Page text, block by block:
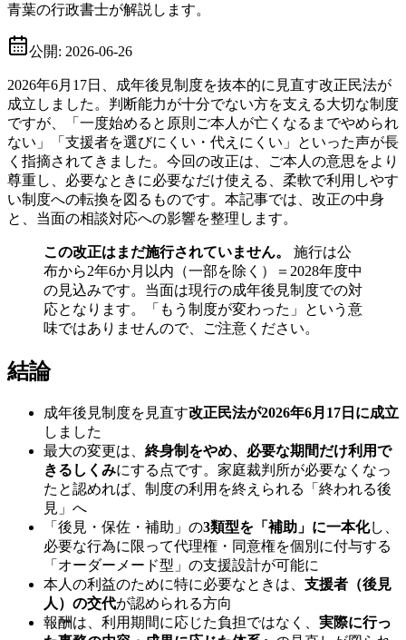
青葉の行政書士が解説します。
公開: 2026-06-26
2026年6月17日、成年後見制度を抜本的に見直す改正民法が
成立しました。判断能力が十分でない方を支える大切な制度
ですが、「一度始めると原則ご本人が亡くなるまでやめられ
ない」「支援者を選びにくい・代えにくい」といった声が長
く指摘されてきました。今回の改正は、ご本人の意思をより
尊重し、必要なときに必要なだけ使える、柔軟で利用しやす
い制度への転換を図るものです。本記事では、改正の中身
と、当面の相談対応への影響を整理します。
この改正はまだ施行されていません。
施行は公
布から2年6か月以内（一部を除く）＝2028年度中
の見込みです。当面は現行の成年後見制度での対
応となります。「もう制度が変わった」という意
味ではありませんので、ご注意ください。
結論
成年後見制度を見直す改正民法が2026年6月17日に成立
しました
最大の変更は、 終身制をやめ、必要な期間だけ利用で
きるしくみにする点です。家庭裁判所が必要なくなっ
たと認めれば、制度の利用を終えられる「終われる後
見」へ
「後見・保佐・補助」の3類型を「補助」に一本化し、
必要な行為に限って代理権・同意権を個別に付与する
「オーダーメード型」の支援設計が可能に
本人の利益のために特に必要なときは、 支援者（後見
人）の交代が認められる方向
報酬は、利用期間に応じた負担ではなく、 実際に行っ